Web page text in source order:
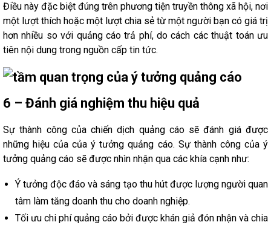
Điều này đặc biệt đúng trên phương tiện truyền thông xã hội, nơi
một lượt thích hoặc một lượt chia sẻ từ một người bạn có giá trị
hơn nhiều so với quảng cáo trả phí, do cách các thuật toán ưu
tiên nội dung trong nguồn cấp tin tức.
6 – Đánh giá nghiệm thu hiệu quả
Sự thành công của chiến dịch quảng cáo sẽ đánh giá được
những hiệu của của ý tưởng quảng cáo. Sự thành công của ý
tưởng quảng cáo sẽ được nhìn nhận qua các khía cạnh như:
Ý tưởng độc đáo và sáng tạo thu hút được lượng người quan
tâm làm tăng doanh thu cho doanh nghiệp.
Tối ưu chi phí quảng cáo bởi được khán giả đón nhận và chia